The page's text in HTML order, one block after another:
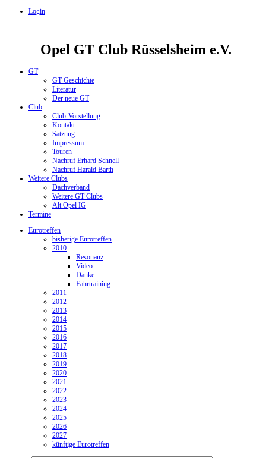
Login
Opel GT Club Rüsselsheim e.V.
GT
GT-Geschichte
Literatur
Der neue GT
Club
Club-Vorstellung
Kontakt
Satzung
Impressum
Touren
Nachruf Erhard Schnell
Nachruf Harald Barth
Weitere Clubs
Dachverband
Weitere GT Clubs
Alt Opel IG
Termine
Eurotreffen
bisherige Eurotreffen
2010
Resonanz
Video
Danke
Fahrtraining
2011
2012
2013
2014
2015
2016
2017
2018
2019
2020
2021
2022
2023
2024
2025
2026
2027
künftige Eurotreffen